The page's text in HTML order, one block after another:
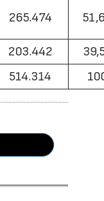
265.474
203.442
514.314